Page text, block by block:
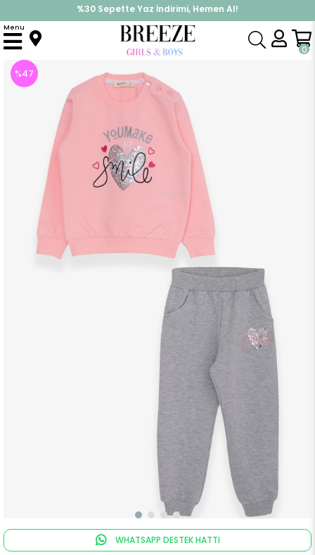
%30 Sepette Yaz İndirimi, Hemen Al!
İndirimlere ek %10 İndirimi Kap, Hemen Üye Ol!
0
Menu
Anasayfa Takımlar Eşofman Takımı Kız Bebek Eşofman Takımı Pullu Kalp Baskılı Pembe (2 Yaş)
%47
WHATSAPP DESTEK HATTI